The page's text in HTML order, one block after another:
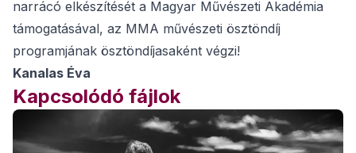
narrácó elkészítését a Magyar Művészeti Akadémia
támogatásával, az MMA művészeti ösztöndíj
programjának ösztöndíjasaként végzi!
Kanalas Éva
Kapcsolódó fájlok